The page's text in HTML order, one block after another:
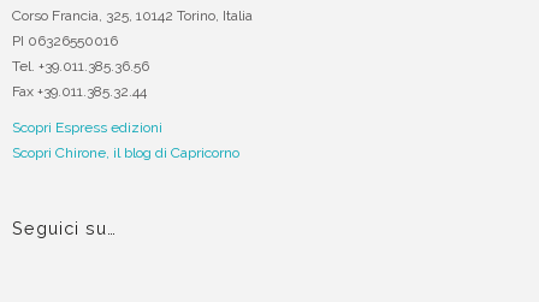
Corso Francia, 325, 10142 Torino, Italia
PI 06326550016
Tel. +39.011.385.36.56
Fax +39.011.385.32.44
Scopri Espress edizioni
Scopri Chirone, il blog di Capricorno
Seguici su…